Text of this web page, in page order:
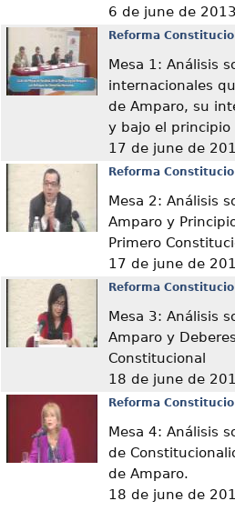
6 de june de
Reforma
Mesa 1: Análisis
internacionales
de Amparo, su
y bajo el principio
17 de june de
Reforma
Mesa 2: Análisis
Amparo y
Primero
17 de june de
Reforma
Mesa 3: Análisis
Amparo y
Constitucional
18 de june de
Reforma
Mesa 4: Análisis
de
de Amparo.
18 de june de